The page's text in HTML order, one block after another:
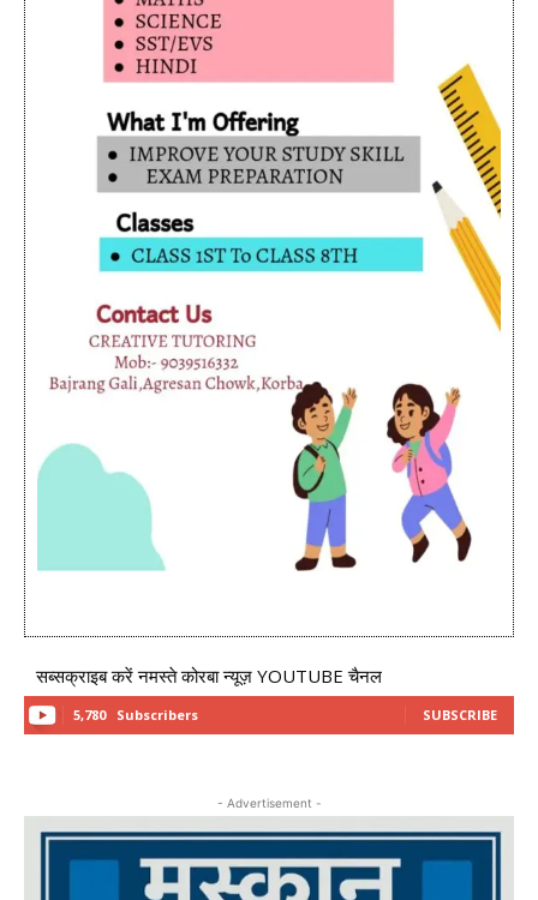
सब्सक्राइब करें नमस्ते कोरबा न्यूज़ YOUTUBE चैनल
5,780 Subscribers SUBSCRIBE
- Advertisement -